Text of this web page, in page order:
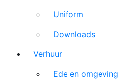
Uniform
Downloads
Verhuur
Ede en omgeving